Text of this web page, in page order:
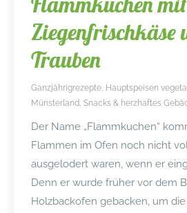
Ziegenfrischkäse
Trauben
Ganzjährigrezepte, Hauptspeisen
Münsterland, Snacks & herzhaftes
Der Name „Flammkuchen“
Flammen im Ofen noch nicht
ausgelodert waren, wenn er
Denn er wurde früher vor dem
Holzbackofen gebacken, um